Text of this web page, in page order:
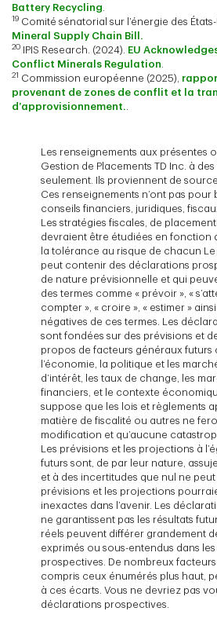
Battery Recycling
19 Comité sénatorial sur l’énergie des États-
Mineral Supply Chain Bill.
20 IPIS Research. (2024).
EU
Conflict Minerals Regulation
21 Commission européenne (2025),
provenant de zones de conflit et la
d’approvisionnement.
Les renseignements aux présentes
Gestion de Placements TD Inc. à
seulement. Ils proviennent de
Ces renseignements n’ont pas pour
conseils financiers, juridiques,
Les stratégies fiscales, de
devraient être étudiées en fonction
la tolérance au risque de chacun
peut contenir des déclarations
de nature prévisionnelle et qui
des termes comme « prévoir », «
compter », « croire », « estimer »
négatives de ces termes. Les
sont fondées sur des prévisions et
propos de facteurs généraux
l’économie, la politique et les
d’intérêt, les taux de change, les
financiers, et le contexte
suppose que les lois et règlements
matière de fiscalité ou autres ne
modification et qu’aucune
Les prévisions et les projections à
futurs sont, de par leur nature,
et à des incertitudes que nul ne peut
prévisions et les projections
inexactes dans l’avenir. Les
ne garantissent pas les résultats
réels peuvent différer grandement
exprimés ou sous-entendus dans
prospectives. De nombreux
compris ceux énumérés plus haut,
à ces écarts. Vous ne devriez pas
déclarations prospectives.